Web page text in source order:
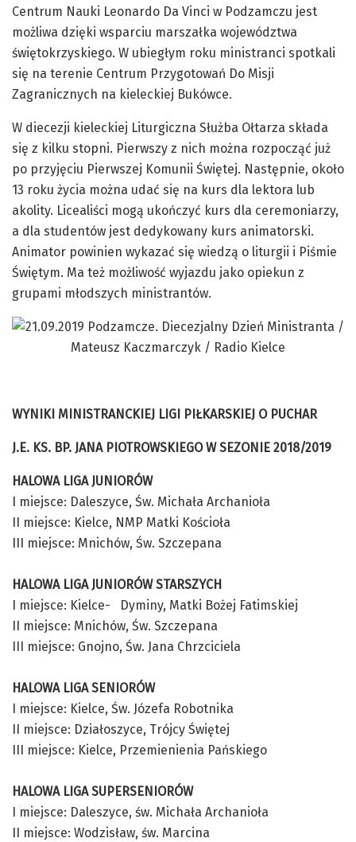
Centrum Nauki Leonardo Da Vinci w Podzamczu jest
możliwa dzięki wsparciu marszałka województwa
świętokrzyskiego. W ubiegłym roku ministranci spotkali
się na terenie Centrum Przygotowań Do Misji
Zagranicznych na kieleckiej Bukówce.
W diecezji kieleckiej Liturgiczna Służba Ołtarza składa
się z kilku stopni. Pierwszy z nich można rozpocząć już
po przyjęciu Pierwszej Komunii Świętej. Następnie, około
13 roku życia można udać się na kurs dla lektora lub
akolity. Licealiści mogą ukończyć kurs dla ceremoniarzy,
a dla studentów jest dedykowany kurs animatorski.
Animator powinien wykazać się wiedzą o liturgii i Piśmie
Świętym. Ma też możliwość wyjazdu jako opiekun z
grupami młodszych ministrantów.
WYNIKI MINISTRANCKIEJ LIGI PIŁKARSKIEJ O PUCHAR
J.E. KS. BP. JANA PIOTROWSKIEGO W SEZONIE 2018/2019
HALOWA LIGA JUNIORÓW
I miejsce: Daleszyce, Św. Michała Archanioła
II miejsce: Kielce, NMP Matki Kościoła
III miejsce: Mnichów, Św. Szczepana
HALOWA LIGA JUNIORÓW STARSZYCH
I miejsce: Kielce- Dyminy, Matki Bożej Fatimskiej
II miejsce: Mnichów, Św. Szczepana
III miejsce: Gnojno, Św. Jana Chrzciciela
HALOWA LIGA SENIORÓW
I miejsce: Kielce, Św. Józefa Robotnika
II miejsce: Działoszyce, Trójcy Świętej
III miejsce: Kielce, Przemienienia Pańskiego
HALOWA LIGA SUPERSENIORÓW
I miejsce: Daleszyce, św. Michała Archanioła
II miejsce: Wodzisław, św. Marcina